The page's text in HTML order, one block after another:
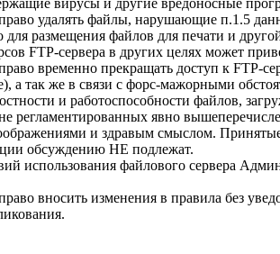
вирусы и другие вредоносные
удалять файлы, нарушающие п.1.5
для размещения файлов для печати и
FTP-сервера в других целях может
временно прекращать доступ к FTP-
а так же в связи с форс-мажорными
и работоспособности файлов,
регламентированных явно
и здравым смыслом.
обсуждению НЕ подлежат.
использования файлового сервера
вносить изменения в правила без